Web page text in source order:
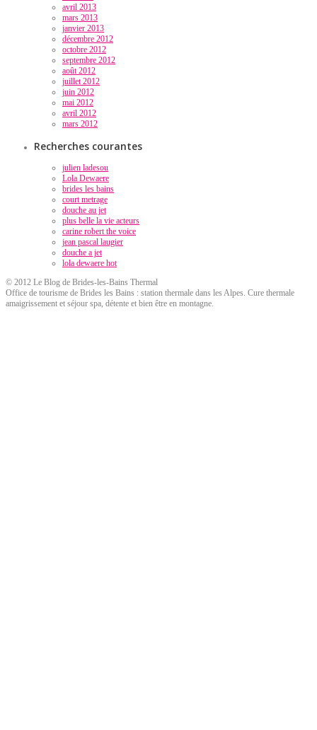
avril 2013
mars 2013
janvier 2013
décembre 2012
octobre 2012
septembre 2012
août 2012
juillet 2012
juin 2012
mai 2012
avril 2012
mars 2012
Recherches courantes
julien ladesou
Lola Dewaere
brides les bains
court metrage
douche au jet
plus belle la vie acteurs
carine robert the voice
jean pascal laugier
douche a jet
lola dewaere hot
© 2012 Le Blog de Brides-les-Bains Thermal
Office de tourisme de Brides les Bains : station thermale dans les Alpes. Cure thermale
amaigrissement et séjour spa, détente et bien être en montagne.